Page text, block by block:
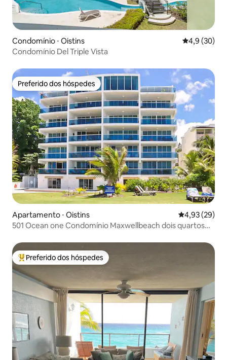
Condomínio ⋅ Oistins 4,9 de uma
4,9 (30)
Condomínio Del Triple Vista
Preferido dos hóspedes
Preferido dos hóspedes
Apartamento ⋅ Oistins 4,93 de uma
4,93 (29)
501 Ocean one Condomínio Maxwellbeach dois quartos
Entre os melhores preferidos dos hóspedes
Preferido dos hóspedes